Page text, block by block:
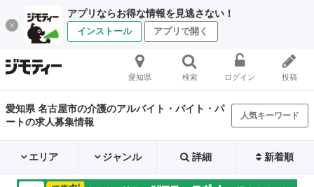
アプリならお得な情報を見逃さない！
インストール アプリで開く
愛知県 検索 ログイン 投稿
愛知県 名古屋市の介護のアルバイト・バイト・パ
ートの求人募集情報
人気キーワード
エリア ジャンル 詳細 新着順